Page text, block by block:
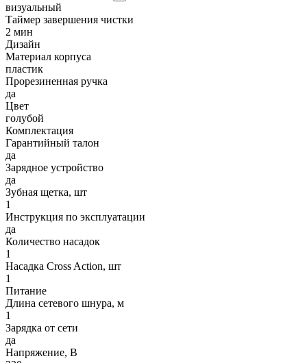
визуальный
Таймер завершения чистки
2 мин
Дизайн
Материал корпуса
пластик
Прорезиненная ручка
да
Цвет
голубой
Комплектация
Гарантийный талон
да
Зарядное устройство
да
Зубная щетка, шт
1
Инструкция по эксплуатации
да
Количество насадок
1
Насадка Cross Action, шт
1
Питание
Длина сетевого шнура, м
1
Зарядка от сети
да
Напряжение, В